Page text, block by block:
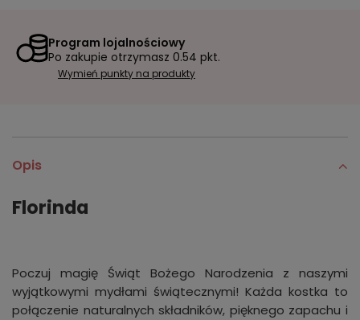
Program lojalnościowy
Po zakupie otrzymasz 0.54 pkt.
Wymień punkty na produkty
Opis
Florinda
Poczuj magię Świąt Bożego Narodzenia z naszymi
wyjątkowymi mydłami świątecznymi! Każda kostka to
połączenie naturalnych składników, pięknego zapachu i